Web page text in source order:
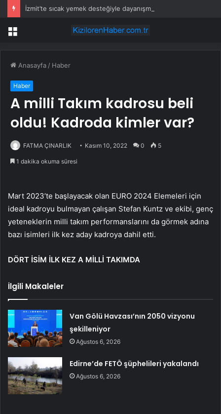
İzmit’te sıcak yemek desteğiyle dayanışma büyüyor
Menü
Anasayfa / Haber
Haber
A milli Takım kadrosu beli
oldu! Kadroda kimler var?
FATMA ÇINARLIK Kasım 10, 2022 0 5
1 dakika okuma süresi
Mart 2023’te başlayacak olan EURO 2024 Elemeleri için
ideal kadroyu bulmayan çalışan Stefan Kuntz ve ekibi, genç
yeteneklerin milli takım performanslarını da görmek adına
bazı isimleri ilk kez aday kadroya dahil etti.
DÖRT İSİM İLK KEZ A MİLLİ TAKIMDA
İlgili Makaleler
Van Gölü Havzası’nın 2050 vizyonu
şekilleniyor
Ağustos 6, 2026
Edirne’de FETÖ şüphelileri yakalandı
Ağustos 6, 2026